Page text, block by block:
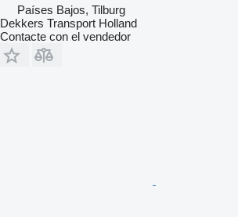
Países Bajos, Tilburg
Dekkers Transport Holland
Contacte con el vendedor